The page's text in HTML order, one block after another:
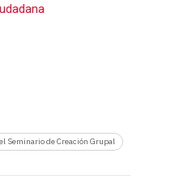
Seminario de Creación Grupal